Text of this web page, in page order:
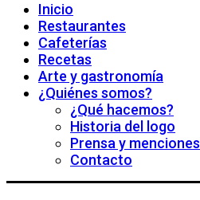
Inicio
Restaurantes
Cafeterías
Recetas
Arte y gastronomía
¿Quiénes somos?
¿Qué hacemos?
Historia del logo
Prensa y menciones
Contacto